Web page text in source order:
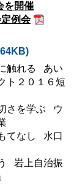
を開催
例会
触れる あい
ト２０１６短
さを学ぶ ウ
てなし 水口
岩上自治振